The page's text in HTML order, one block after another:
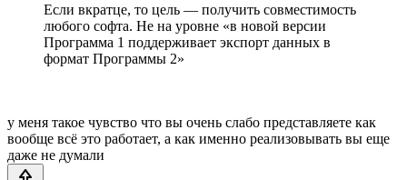
Если вкратце, то цель — получить совместимость
любого софта. Не на уровне «в новой версии
Программа 1 поддерживает экспорт данных в
формат Программы 2»
у меня такое чувство что вы очень слабо представляете как
вообще всё это работает, а как именно реализовывать вы еще
даже не думали